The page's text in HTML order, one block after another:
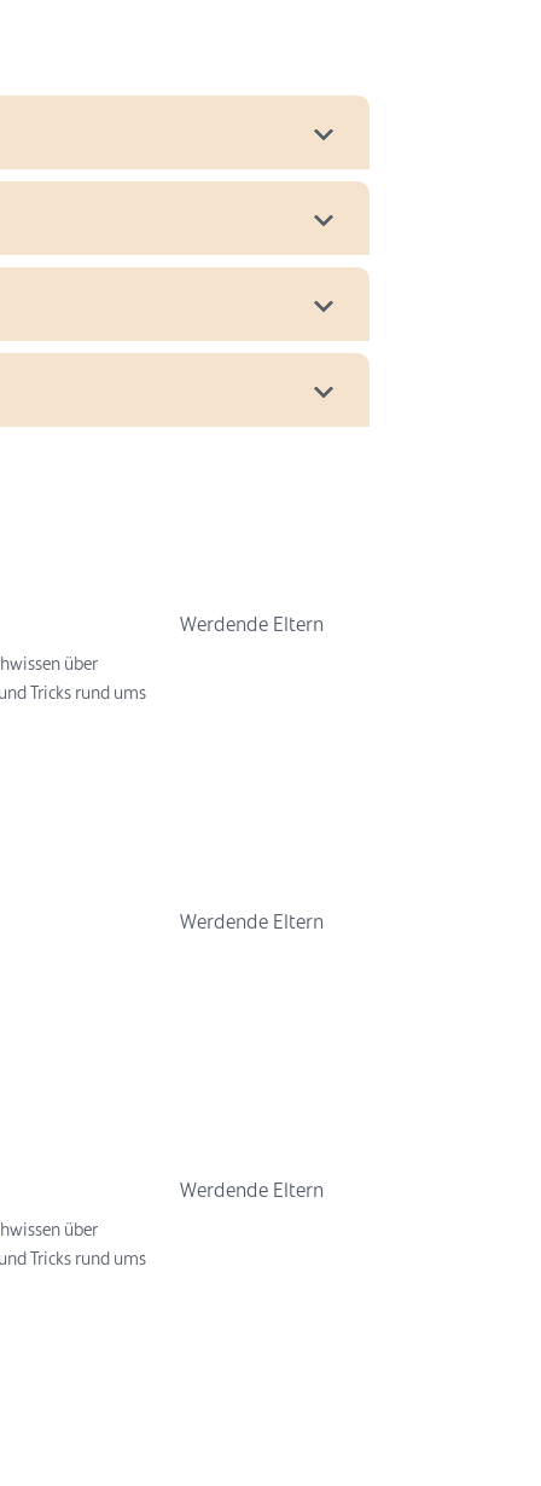
über
Tricks rund ums
Werdende Eltern
Werdende Eltern
über
Tricks rund ums
Werdende Eltern